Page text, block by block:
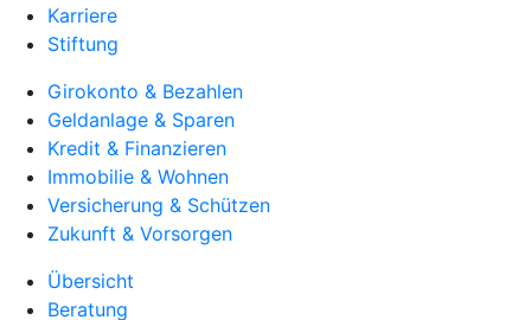
Karriere
Stiftung
Girokonto & Bezahlen
Geldanlage & Sparen
Kredit & Finanzieren
Immobilie & Wohnen
Versicherung & Schützen
Zukunft & Vorsorgen
Übersicht
Beratung